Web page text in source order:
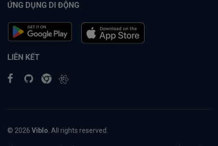
ỨNG DỤNG DI ĐỘNG
LIÊN KẾT
© 2026 Viblo . All rights reserved.